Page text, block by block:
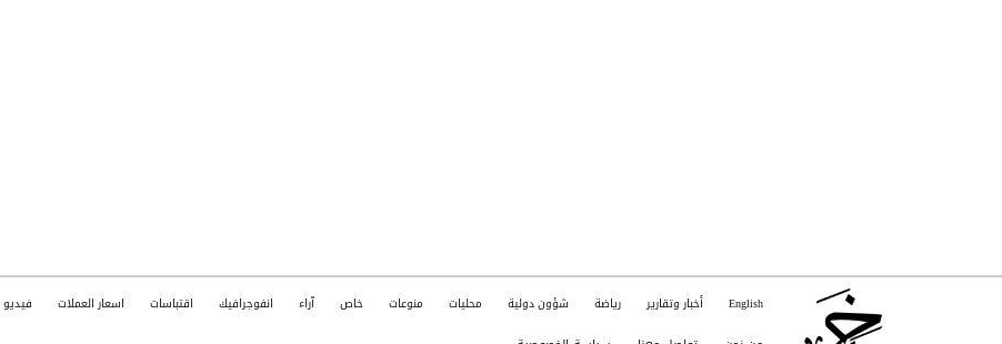
English أخبار وتقارير رياضة شؤون دولية محليات منوعات خاص آراء انفوجرافيك اقتباسات اسعار العملات فيديو